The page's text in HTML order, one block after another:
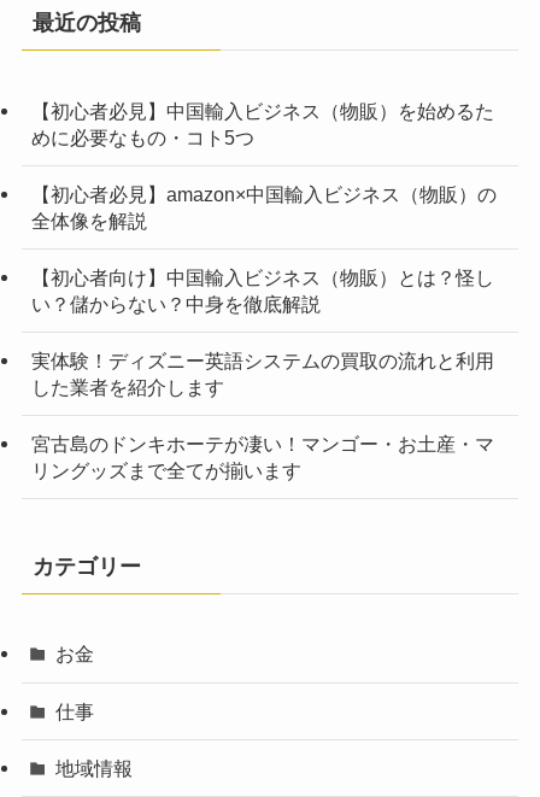
最近の投稿
【初心者必見】中国輸入ビジネス（物販）を始めるた
めに必要なもの・コト5つ
【初心者必見】amazon×中国輸入ビジネス（物販）の
全体像を解説
【初心者向け】中国輸入ビジネス（物販）とは？怪し
い？儲からない？中身を徹底解説
実体験！ディズニー英語システムの買取の流れと利用
した業者を紹介します
宮古島のドンキホーテが凄い！マンゴー・お土産・マ
リングッズまで全てが揃います
カテゴリー
お金
仕事
地域情報